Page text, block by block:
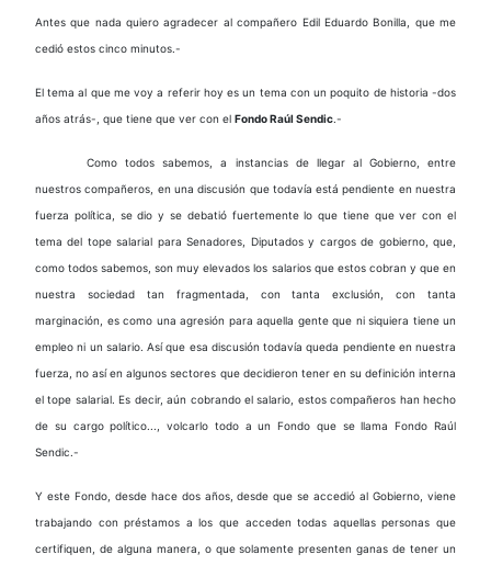
Antes que nada quiero agradecer al compañero Edil Eduardo Bonilla, que me
cedió estos cinco minutos.-
El tema al que me voy a referir hoy es un tema con un poquito de historia -dos
años atrás-, que tiene que ver con el Fondo Raúl Sendic.-
Como todos sabemos, a instancias de llegar al Gobierno, entre
nuestros compañeros, en una discusión que todavía está pendiente en nuestra
fuerza política, se dio y se debatió fuertemente lo que tiene que ver con el
tema del tope salarial para Senadores, Diputados y cargos de gobierno, que,
como todos sabemos, son muy elevados los salarios que estos cobran y que en
nuestra sociedad tan fragmentada, con tanta exclusión, con tanta
marginación, es como una agresión para aquella gente que ni siquiera tiene un
empleo ni un salario. Así que esa discusión todavía queda pendiente en nuestra
fuerza, no así en algunos sectores que decidieron tener en su definición interna
el tope salarial. Es decir, aún cobrando el salario, estos compañeros han hecho
de su cargo político..., volcarlo todo a un Fondo que se llama Fondo Raúl
Sendic.-
Y este Fondo, desde hace dos años, desde que se accedió al Gobierno, viene
trabajando con préstamos a los que acceden todas aquellas personas que
certifiquen, de alguna manera, o que solamente presenten ganas de tener un